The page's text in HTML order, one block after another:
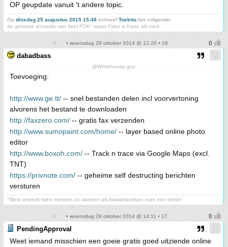
OP geupdate vanuit 't andere topic.
Op dinsdag 25 augustus 2015 15:48 schreefToekito het volgende:
de grootste schande van heel FOK! naast Fylax is Kano als mod.
• woensdag 29 oktober 2014 @ 12:20 • 16
dabadbass
@Whitehouse.gov
Toevoeging:
http://www.ge.tt/ -- snel bestanden delen incl voorvertoning
alvorens het bestand te downloaden
http://faxzero.com/ -- gratis fax verzenden
http://www.sumopaint.com/home/ -- layer based online photo
editor
http://www.boxoh.com/ -- Track n trace via Google Maps (excl.
TNT)
https://privnote.com/ -- geheime self destructing berichten
versturen
"Niets smeedt twee mensen zo aaneen als kwaadspreken over een derde"
• woensdag 29 oktober 2014 @ 14:11 • 17
PendingApproval
Weet iemand misschien een goeie gratis goed uitziende online